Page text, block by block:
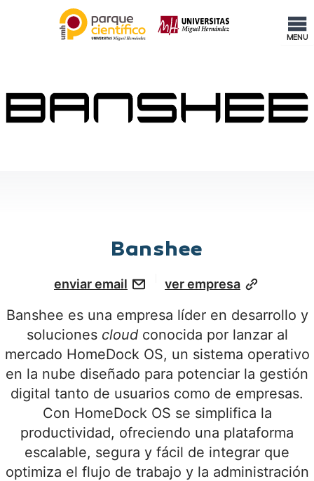
MENU
Banshee
enviar email ver empresa
Banshee es una empresa líder en desarrollo y
soluciones cloud conocida por lanzar al
mercado HomeDock OS, un sistema operativo
en la nube diseñado para potenciar la gestión
digital tanto de usuarios como de empresas.
Con HomeDock OS se simplifica la
productividad, ofreciendo una plataforma
escalable, segura y fácil de integrar que
optimiza el flujo de trabajo y la administración